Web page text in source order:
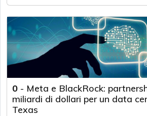
0 - Meta e BlackRock:
miliardi di dollari per un data
Texas